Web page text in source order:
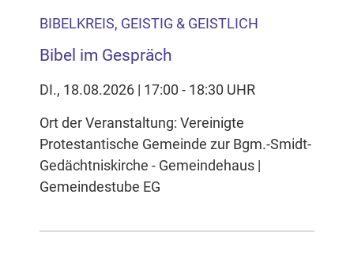
BIBELKREIS, GEISTIG & GEISTLICH
Bibel im Gespräch
DI., 18.08.2026 | 17:00 - 18:30 UHR
Ort der Veranstaltung: Vereinigte
Protestantische Gemeinde zur Bgm.-Smidt-
Gedächtniskirche - Gemeindehaus |
Gemeindestube EG